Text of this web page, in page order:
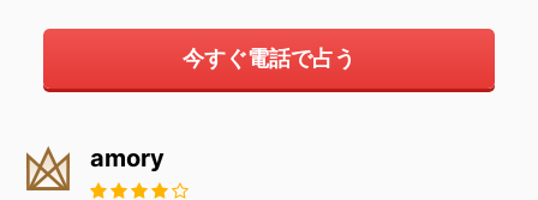
今すぐ電話で占う
amory